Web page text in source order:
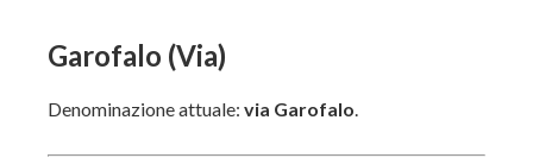
Garofalo (Via)
Denominazione attuale: via Garofalo.